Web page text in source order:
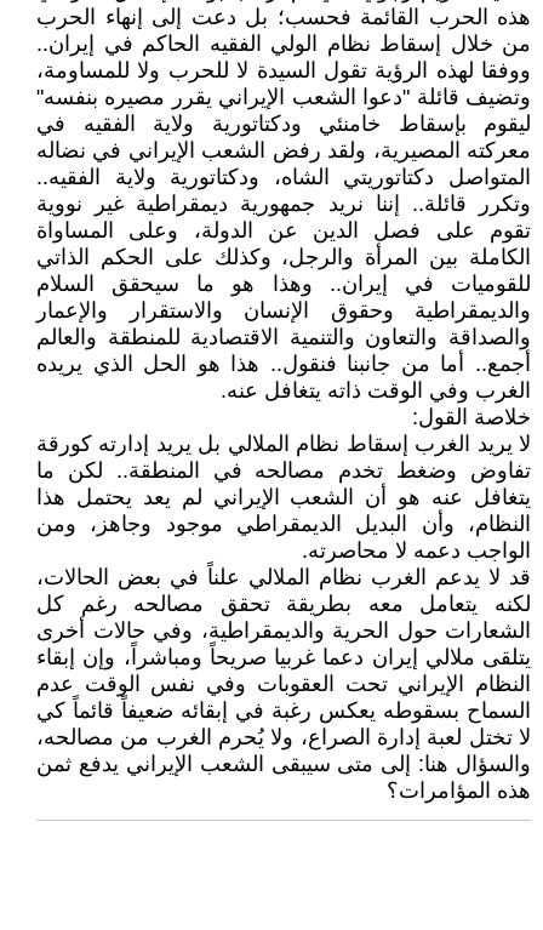
هذه الحرب القائمة فحسب؛ بل دعت إلى إنهاء الحرب
من خلال إسقاط نظام الولي الفقيه الحاكم في إيران..
ووفقا لهذه الرؤية تقول السیدة لا للحرب ولا للمساومة،
وتضيف قائلة "دعوا الشعب الإيراني يقرر مصيره بنفسه"
ليقوم بإسقاط خامنئي ودكتاتورية ولاية الفقيه في
معركته المصيرية، ولقد رفض الشعب الإيراني في نضاله
المتواصل دكتاتوريتي الشاه، ودكتاتورية ولایة الفقیه..
وتكرر قائلة.. إننا نريد جمهورية ديمقراطية غير نووية
تقوم على فصل الدين عن الدولة، وعلى المساواة
الكاملة بين المرأة والرجل، وكذلك على الحكم الذاتي
للقوميات في إيران.. وهذا هو ما سيحقق السلام
والديمقراطية وحقوق الإنسان والاستقرار والإعمار
والصداقة والتعاون والتنمية الاقتصادية للمنطقة والعالم
أجمع.. أما من جانبنا فنقول.. هذا هو الحل الذي يريده
الغرب وفي الوقت ذاته يتغافل عنه.
خلاصة القول:
لا يريد الغرب إسقاط نظام الملالي بل يريد إدارته كورقة
تفاوض وضغط تخدم مصالحه في المنطقة.. لكن ما
يتغافل عنه هو أن الشعب الإيراني لم يعد يحتمل هذا
النظام، وأن البديل الديمقراطي موجود وجاهز، ومن
الواجب دعمه لا محاصرته.
قد لا يدعم الغرب نظام الملالي علناً في بعض الحالات،
لكنه يتعامل معه بطريقة تحقق مصالحه رغم كل
الشعارات حول الحرية والديمقراطية، وفي حالات أخرى
يتلقى ملالي إيران دعما غربيا صريحاً ومباشراً، وإن إبقاء
النظام الإيراني تحت العقوبات وفي نفس الوقت عدم
السماح بسقوطه يعكس رغبة في إبقائه ضعيفاً قائماً كي
لا تختل لعبة إدارة الصراع، ولا يُحرم الغرب من مصالحه،
والسؤال هنا: إلى متى سيبقى الشعب الإيراني يدفع ثمن
هذه المؤامرات؟